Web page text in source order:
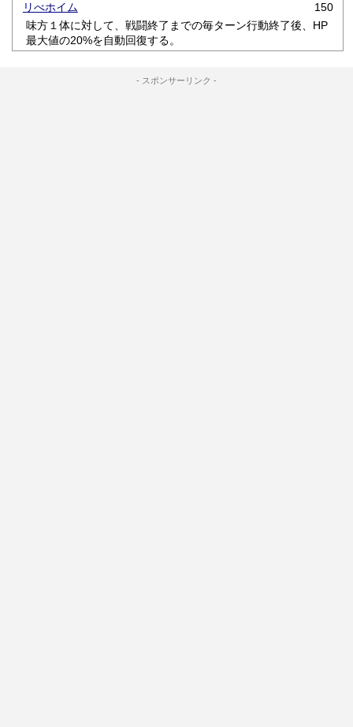
リべホイム
150
味方１体に対して、戦闘終了までの毎ターン行動終了後、HP
最大値の20%を自動回復する。
- スポンサーリンク -